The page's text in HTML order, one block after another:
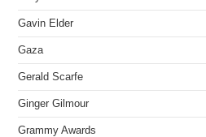
Gavin Elder
Gaza
Gerald Scarfe
Ginger Gilmour
Grammy Awards